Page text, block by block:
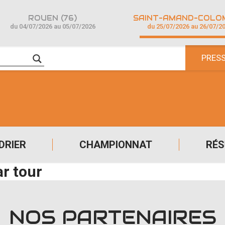
CHAMPIONNAT
ROUEN (76)
du 04/07/2026 au 05/07/2026 du 25/07/2026 au 26/07/
tour
NOS PARTENAIRES